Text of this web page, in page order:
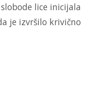
lice inicijala
je izvršilo krivično